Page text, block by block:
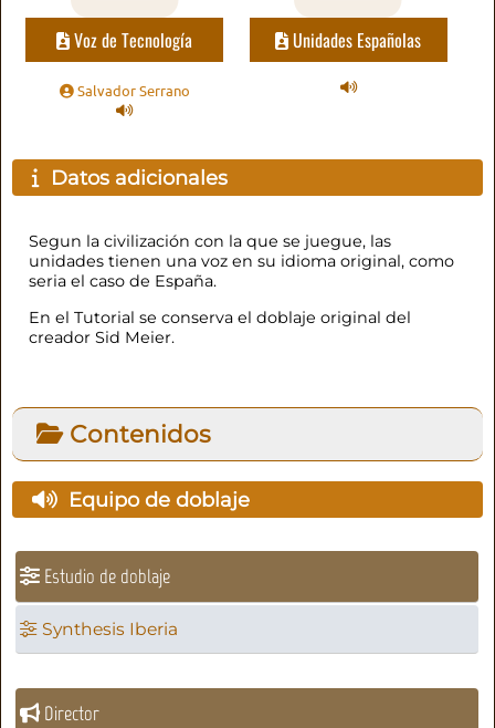
Voz de Tecnología
Salvador Serrano
Unidades Españolas
Datos adicionales
Segun la civilización con la que se juegue, las
unidades tienen una voz en su idioma original, como
seria el caso de España.
En el Tutorial se conserva el doblaje original del
creador Sid Meier.
Contenidos
Equipo de doblaje
Estudio de doblaje
Synthesis Iberia
Director